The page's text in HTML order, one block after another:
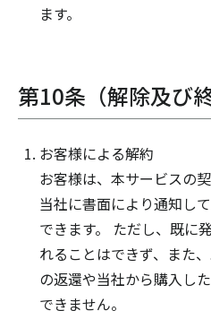
ます。
第10条（解除及び終
お客様による解約
お客様は、本サービスの
当社に書面により通知し
できます。 ただし、既に
れることはできず、また
の返還や当社から購入し
できません。